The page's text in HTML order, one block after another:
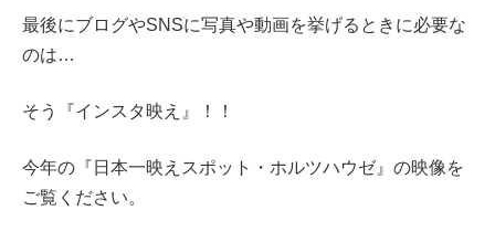
最後にブログやSNSに写真や動画を挙げるときに必要な
のは…
そう『インスタ映え』！！
今年の『日本一映えスポット・ホルツハウゼ』の映像を
ご覧ください。